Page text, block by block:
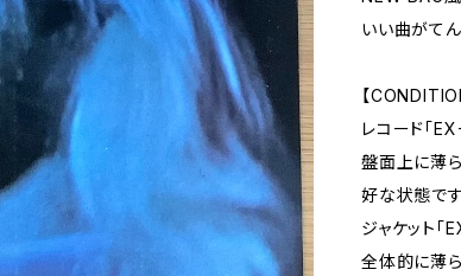
いい曲がてん
【
レコード「EX
盤面上に薄
好な状態です
ジャケット「
全体的に薄